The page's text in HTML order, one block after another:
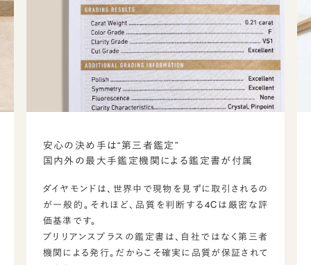
安心の決め手は“第三者鑑定”
国内外の最大手鑑定機関による鑑定書が付属
ダイヤモンドは、世界中で現物を見ずに取引されるの
が一般的。それほど、品質を判断する4Cは厳密な評
価基準です。
ブリリアンスプラスの鑑定書は、自社ではなく第三者
機関による発行。だからこそ確実に品質が保証されて